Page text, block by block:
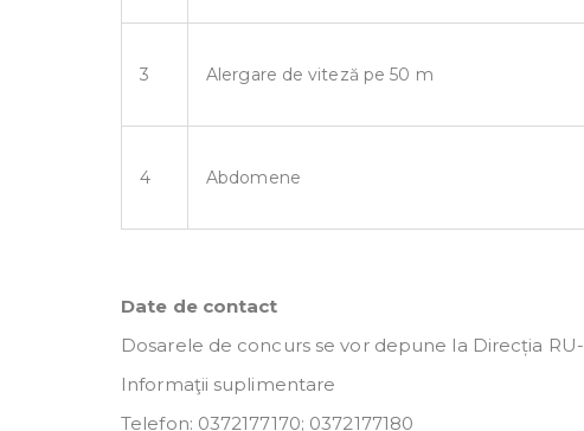
3 Alergare de viteză pe 50 m
4 Abdomene
Date de contact
Dosarele de concurs se vor depune la Direcția
Informaţii suplimentare
Telefon: 0372177170; 0372177180